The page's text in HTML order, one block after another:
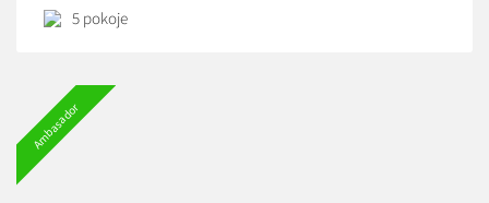
kuchnia indukcyjna, talerze, sztućce, salaterka, patelnia z
5 pokoje
Ambasador